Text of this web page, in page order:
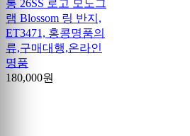
통 26SS 로고 모노그
램 Blossom 링 반지,
ET3471, 홍콩명품의
류,구매대행,온라인
명품
180,000원